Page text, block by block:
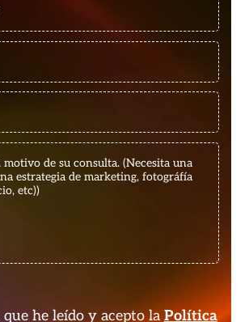
he leído y acepto laPolítica